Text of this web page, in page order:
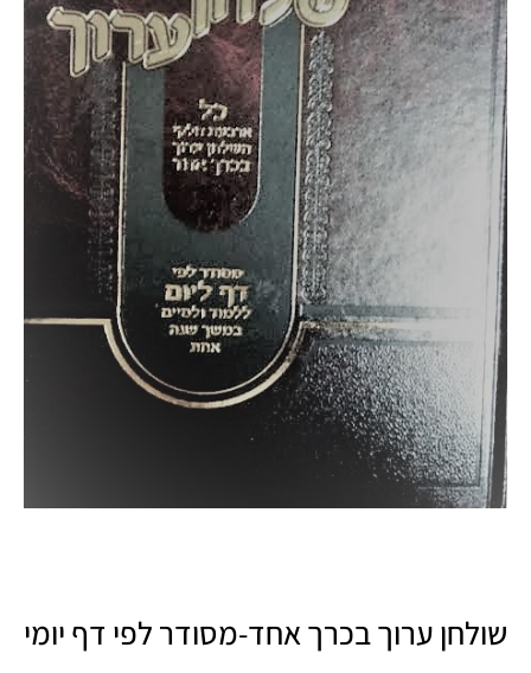
שולחן ערוך בכרך אחד-מסודר לפי דף יומי